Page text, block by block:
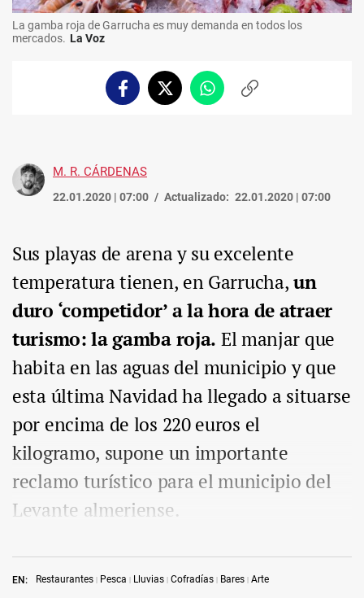
La gamba roja de Garrucha es muy demanda en todos los
mercados. La Voz
FacebookTwitterWhatsappCopiar
M. R. CÁRDENAS
22.01.2020 | 07:00 Actualizado: 22.01.2020 | 07:00
EN: Restaurantes Pesca Lluvias Cofradías Bares Arte
Sus playas de arena y su excelente
temperatura tienen, en Garrucha,un
duro ‘competidor’ a la hora de atraer
turismo: la gamba roja. El manjar que
habita en las aguas del municipio y que
esta última Navidad ha llegado a situarse
por encima de los 220 euros el
kilogramo, supone un importante
reclamo turístico para el municipio del
Levante almeriense.